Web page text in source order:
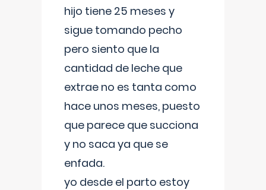
hijo tiene 25 meses y
sigue tomando pecho
pero siento que la
cantidad de leche que
extrae no es tanta como
hace unos meses, puesto
que parece que succiona
y no saca ya que se
enfada.
yo desde el parto estoy